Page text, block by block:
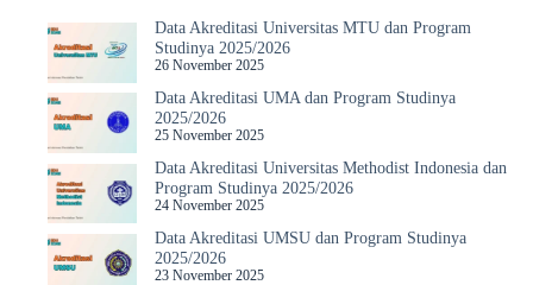
Data Akreditasi Universitas MTU dan Program
Studinya 2025/2026
26 November 2025
Data Akreditasi UMA dan Program Studinya
2025/2026
25 November 2025
Data Akreditasi Universitas Methodist Indonesia dan
Program Studinya 2025/2026
24 November 2025
Data Akreditasi UMSU dan Program Studinya
2025/2026
23 November 2025